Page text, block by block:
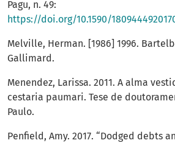
Pagu, n. 49:
https://doi.org/10.1590/
Melville, Herman. [1986] 1996.
Gallimard.
Menendez, Larissa. 2011. A alma
cestaria paumari. Tese de
Paulo.
Penfield, Amy. 2017. “Dodged debts